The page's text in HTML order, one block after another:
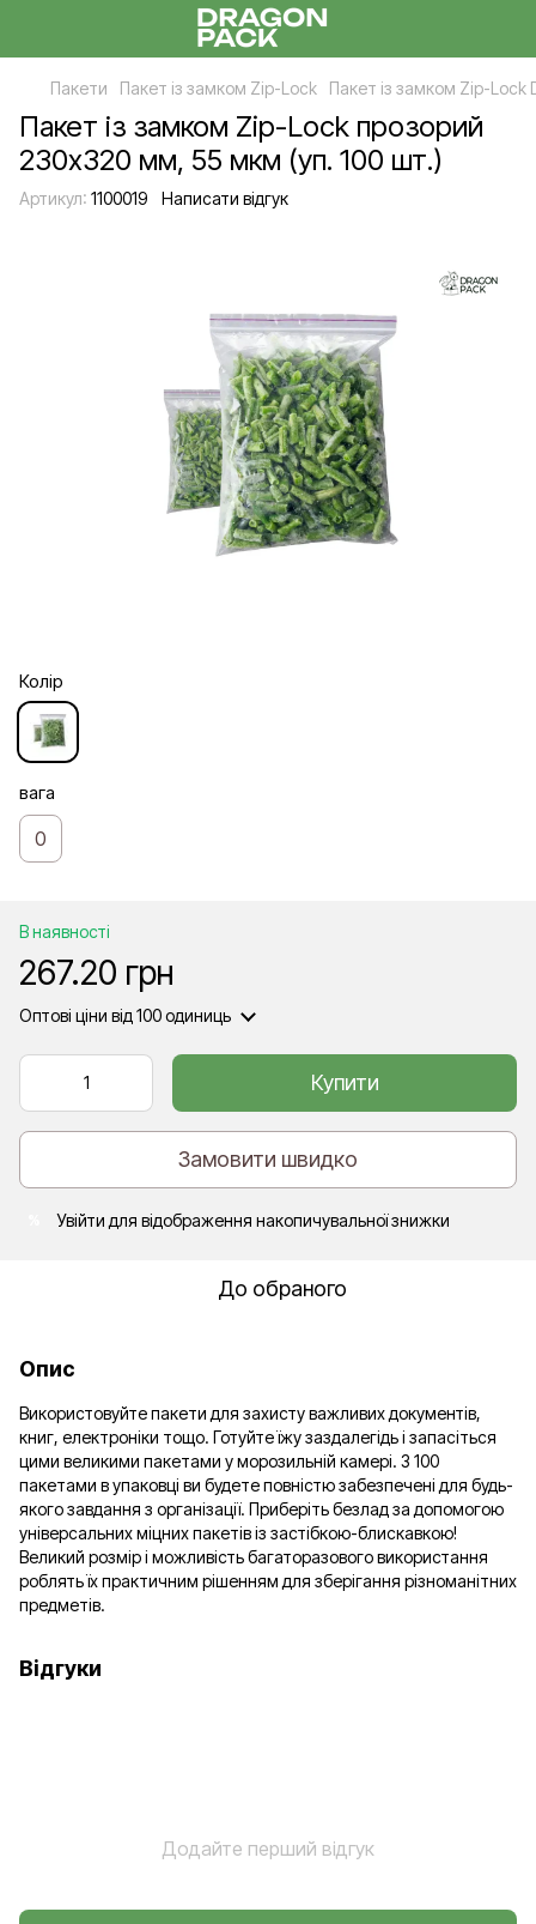
Пакети Пакет із замком Zip-Lock Пакет із замком Zip-Lock
Пакет із замком Zip-Lock прозорий
230х320 мм, 55 мкм (уп. 100 шт.)
Артикул: 1100019 Написати відгук
Колір
вага
0
В наявності
267.20 грн
Оптові ціни від 100 одиниць
Купити
Замовити швидко
Увійти для відображення накопичувальної знижки
До обраного
Опис
Використовуйте пакети для захисту важливих документів,
книг, електроніки тощо. Готуйте їжу заздалегідь і запасіться
цими великими пакетами у морозильній камері. З 100
пакетами в упаковці ви будете повністю забезпечені для будь-
якого завдання з організації. Приберіть безлад за допомогою
універсальних міцних пакетів із застібкою-блискавкою!
Великий розмір і можливість багаторазового використання
роблять їх практичним рішенням для зберігання різноманітних
предметів.
Відгуки
Додайте перший відгук